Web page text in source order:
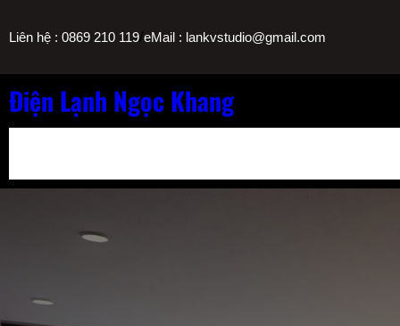
đến
nội
dung
Liên hệ : 0869 210 119/eMail : lankvstudio@gmail.com
Điện Lạnh Ngọc Khang